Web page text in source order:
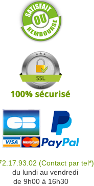
(Contact par tel*)
du lundi au vendredi
de 9h00 à 16h30